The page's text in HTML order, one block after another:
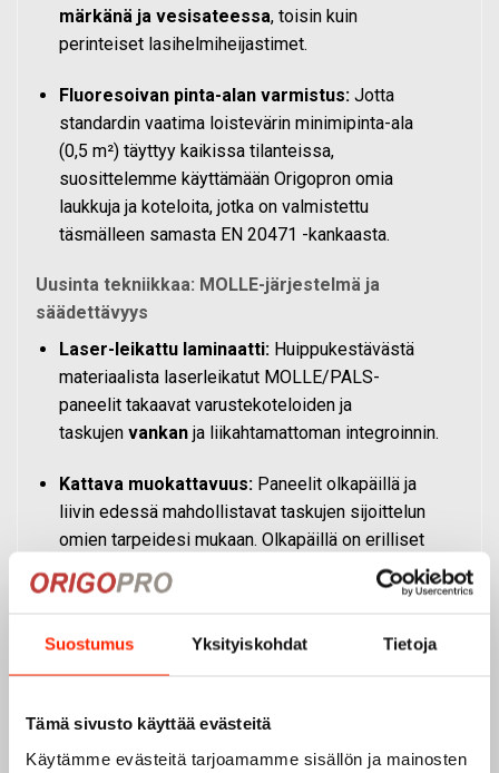
Suostumus Yksityiskohdat Tietoja
Tämä sivusto käyttää evästeitä
Käytämme evästeitä tarjoamamme sisällön ja mainosten
märkänä ja vesisateessa, toisin kuin
perinteiset lasihelmiheijastimet.
Fluoresoivan pinta-alan varmistus:Jotta
standardin vaatima loistevärin minimipinta-ala
(0,5 m²) täyttyy kaikissa tilanteissa,
suosittelemme käyttämään Origopron omia
laukkuja ja koteloita, jotka on valmistettu
täsmälleen samasta EN 20471 -kankaasta.
Uusinta tekniikkaa: MOLLE-järjestelmä ja
säädettävyys
Laser-leikattu laminaatti:Huippukestävästä
materiaalista laserleikatut MOLLE/PALS-
paneelit takaavat varustekoteloiden ja
taskujen vankanja liikahtamattoman integroinnin.
Kattava muokattavuus:Paneelit olkapäillä ja
liivin edessä mahdollistavat taskujen sijoittelun
omien tarpeidesi mukaan. Olkapäillä on erilliset
kiinnityspisteet esimerkiksi Virve-
viranomaispuhelimelle ja kännykkäkotelolle.
Ylivoimainen solkikiinnitys:Kylkien
säätösoljilla ympärysmitta on helppo säätää
yhdellä nykäisyllä ja löystyy nostamalla solkea.
Solkikiinnitys on huomattavasti tarrakiinnitystä